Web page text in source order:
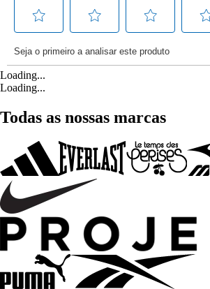
Loading...
Loading...
Todas as nossas marcas